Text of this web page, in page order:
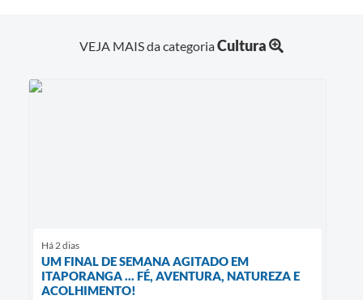
VEJA MAIS da categoriaCultura
Há 2 dias
UM FINAL DE SEMANA AGITADO EM
ITAPORANGA ... FÉ, AVENTURA, NATUREZA E
ACOLHIMENTO!